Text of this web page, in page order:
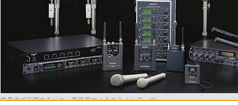
世界中で活躍するソニー業務用マイクのラインアップ